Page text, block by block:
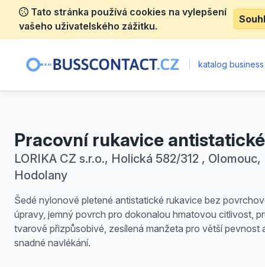
Tato stránka používá cookies na vylepšení
vašeho uživatelského zážitku.
katalog
Pracovní rukavice antistatické
LORIKA CZ s.r.o., Holická 582/312 , Olomouc,
Hodolany
Šedé nylonové pletené antistatické rukavice bez
úpravy, jemný povrch pro dokonalou hmatovou citlivost,
tvarově přizpůsobivé, zesílená manžeta pro větší pevnost
snadné navlékání.